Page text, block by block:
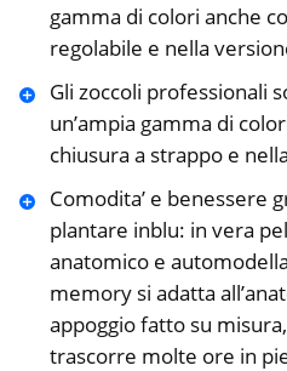
gamma di colori anche
regolabile e nella
Gli zoccoli professionali
un’ampia gamma di
chiusura a strappo e
Comodita’ e benessere
plantare inblu: in vera
anatomico e
memory si adatta
appoggio fatto su
trascorre molte ore in